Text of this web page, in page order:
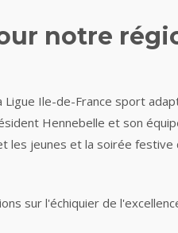
notre
Ile-de-France sport
Hennebelle et son
jeunes et la soirée
sur l'échiquier de